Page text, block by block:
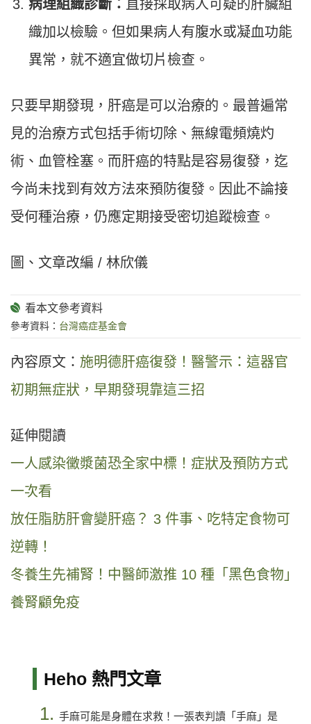
病理組織診斷： 直接採取病人可疑的肝臟組
織加以檢驗。但如果病人有腹水或凝血功能
異常，就不適宜做切片檢查。
只要早期發現，肝癌是可以治療的。最普遍常
見的治療方式包括手術切除、無線電頻燒灼
術、血管栓塞。而肝癌的特點是容易復發，迄
今尚未找到有效方法來預防復發。因此不論接
受何種治療，仍應定期接受密切追蹤檢查。
圖、文章改編 / 林欣儀
參考資料： 台灣癌症基金會
內容原文： 施明德肝癌復發！醫警示：這器官
初期無症狀，早期發現靠這三招
延伸閱讀
一人感染黴漿菌恐全家中標！症狀及預防方式
一次看
放任脂肪肝會變肝癌？ 3 件事、吃特定食物可
逆轉！
冬養生先補腎！中醫師激推 10 種「黑色食物」
養腎顧免疫
Heho 熱門文章
1. 手麻可能是身體在求救！一張表判讀「手麻」是